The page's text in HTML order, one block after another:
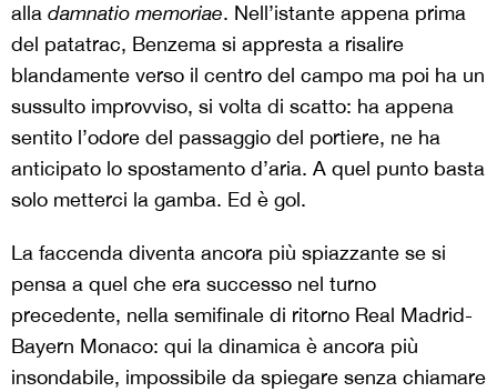
alla damnatio memoriae. Nell’istante appena prima
del patatrac, Benzema si appresta a risalire
blandamente verso il centro del campo ma poi ha un
sussulto improvviso, si volta di scatto: ha appena
sentito l’odore del passaggio del portiere, ne ha
anticipato lo spostamento d’aria. A quel punto basta
solo metterci la gamba. Ed è gol.
La faccenda diventa ancora più spiazzante se si
pensa a quel che era successo nel turno
precedente, nella semifinale di ritorno Real Madrid-
Bayern Monaco: qui la dinamica è ancora più
insondabile, impossibile da spiegare senza chiamare